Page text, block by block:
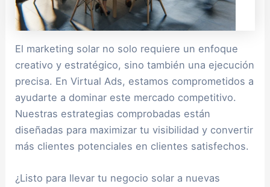
El marketing solar no solo requiere un enfoque
creativo y estratégico, sino también una ejecución
precisa. En Virtual Ads, estamos comprometidos a
ayudarte a dominar este mercado competitivo.
Nuestras estrategias comprobadas están
diseñadas para maximizar tu visibilidad y convertir
más clientes potenciales en clientes satisfechos.
¿Listo para llevar tu negocio solar a nuevas